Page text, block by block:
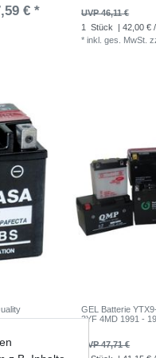
€ * UVP 46,11 €
1 Stück
| 42,00 €
*inkl. ges. MwSt.
€ *
GEL Batterie
3YF 4MD 1991 -
UVP 47,71 €